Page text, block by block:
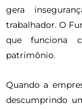
gera
trabalhador. O
que funciona
patrimônio.
Quando a
descumprindo